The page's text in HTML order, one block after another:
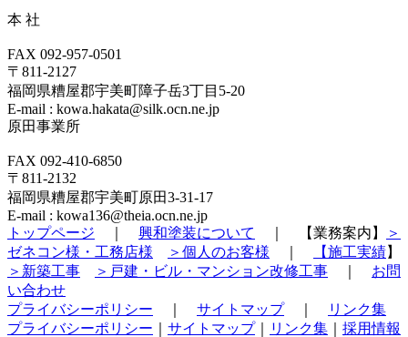
本 社
FAX 092-957-0501
〒811-2127
福岡県糟屋郡宇美町障子岳3丁目5-20
E-mail : kowa.hakata@silk.ocn.ne.jp
原田事業所
FAX 092-410-6850
〒811-2132
福岡県糟屋郡宇美町原田3-31-17
E-mail : kowa136@theia.ocn.ne.jp
トップページ
興和塗装について ｜ 【業務案内】
＞
ゼネコン様・工務店様
＞個人のお客様 【施工実績】
＞新築工事
＞戸建・ビル・マンション改修工事
お問
い合わせ
プライバシーポリシー
サイトマップ｜
リンク集
プライバシーポリシー
サイトマップ｜ リンク集 採用情報